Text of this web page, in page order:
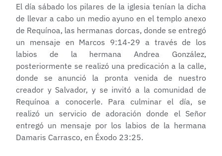
El día sábado los pilares de la iglesia tenían la dicha
de llevar a cabo un medio ayuno en el templo anexo
de Requínoa, las hermanas dorcas, donde se entregó
un mensaje en Marcos 9:14-29 a través de los
labios de la hermana Andrea González,
posteriormente se realizó una predicación a la calle,
donde se anunció la pronta venida de nuestro
creador y Salvador, y se invitó a la comunidad de
Requínoa a conocerle. Para culminar el día, se
realizó un servicio de adoración donde el Señor
entregó un mensaje por los labios de la hermana
Damaris Carrasco, en Éxodo 23:25.